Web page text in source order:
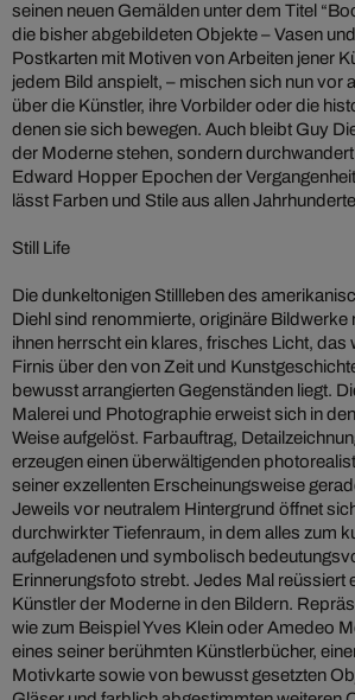
seinen neuen Gemälden unter dem Titel
die bisher abgebildeten Objekte – Vasen
Postkarten mit Motiven von Arbeiten jener
jedem Bild anspielt, – mischen sich nun vor
über die Künstler, ihre Vorbilder oder die
denen sie sich bewegen. Auch bleibt Guy
der Moderne stehen, sondern
Edward Hopper Epochen der
lässt Farben und Stile aus allen
Still Life
Die dunkeltonigen Stillleben des
Diehl sind renommierte, originäre Bildwerke
ihnen herrscht ein klares, frisches Licht, das
Firnis über den von Zeit und
bewusst arrangierten Gegenständen liegt.
Malerei und Photographie erweist sich in
Weise aufgelöst. Farbauftrag,
erzeugen einen überwältigenden
seiner exzellenten Erscheinungsweise
Jeweils vor neutralem Hintergrund öffnet
durchwirkter Tiefenraum, in dem alles zum
aufgeladenen und symbolisch
Erinnerungsfoto strebt. Jedes Mal reüssiert
Künstler der Moderne in den Bildern.
wie zum Beispiel Yves Klein oder Amedeo
eines seiner berühmten Künstlerbücher,
Motivkarte sowie von bewusst gesetzten